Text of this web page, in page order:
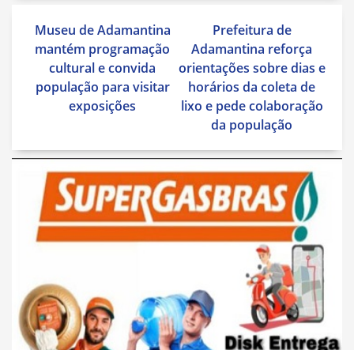
Navegação
de
Post
Museu de Adamantina
mantém programação
cultural e convida
população para visitar
exposições
Prefeitura de
Adamantina reforça
orientações sobre dias e
horários da coleta de
lixo e pede colaboração
da população